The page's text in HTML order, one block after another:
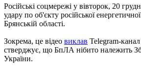
Російські соцмережі у вівторок, 20
удару по об'єкту російської
Брянській області.
Зокрема, це відео виклав Telegram-
стверджує, що БпЛА нібито належить
України.